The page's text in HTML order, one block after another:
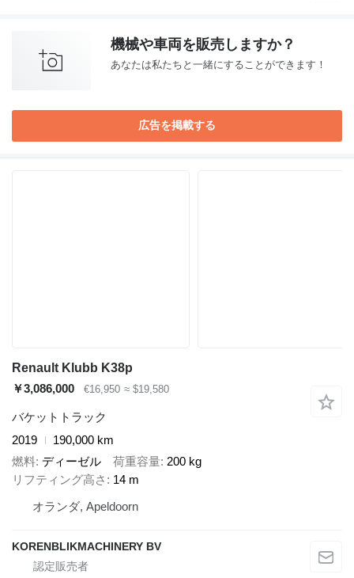
機械や車両を販売しますか？
あなたは私たちと一緒にすることができます！
広告を掲載する
Renault Klubb K38p
￥3,086,000
€16,950 ≈ $19,580
バケットトラック
2019
190,000 km
燃料 ディーゼル 荷重容量 200 kg
リフティング高さ
14 m
オランダ, Apeldoorn
KORENBLIKMACHINERY BV